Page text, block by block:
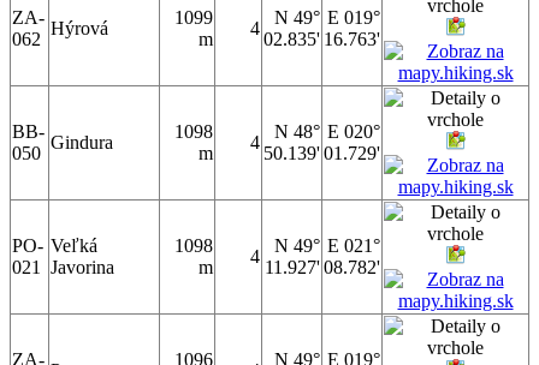
ZA-
062
Hýrová
1099
m
4
N 49°
02.835'
E 019°
16.763'
BB-
050
Gindura
1098
m
4
N 48°
50.139'
E 020°
01.729'
PO-
021
Veľká
Javorina
1098
m
4
N 49°
11.927'
E 021°
08.782'
ZA- 1096 N 49° E 019°